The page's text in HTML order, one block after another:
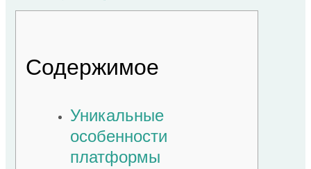
Содержимое
Уникальные
особенности
платформы